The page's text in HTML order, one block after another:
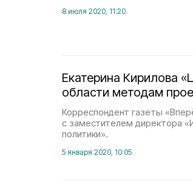
8 июля 2020, 11:20
Екатерина Кирилова
области методам
Корреспондент газеты
с заместителем директора
политики».
5 января 2020, 10:05